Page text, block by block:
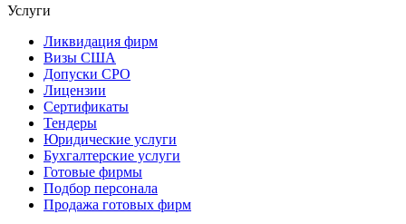
Услуги
Ликвидация фирм
Визы США
Допуски СРО
Лицензии
Сертификаты
Тендеры
Юридические услуги
Бухгалтерские услуги
Готовые фирмы
Подбор персонала
Продажа готовых фирм